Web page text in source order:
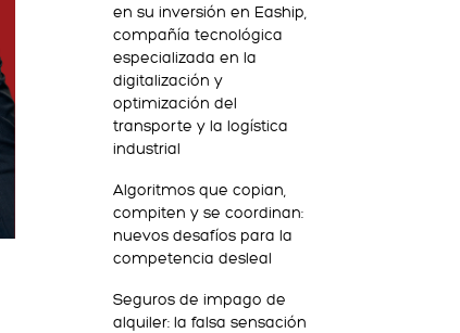
en su inversión en Eaship,
compañía tecnológica
especializada en la
digitalización y
optimización del
transporte y la logística
industrial
Algoritmos que copian,
compiten y se coordinan:
nuevos desafíos para la
competencia desleal
Seguros de impago de
alquiler: la falsa sensación